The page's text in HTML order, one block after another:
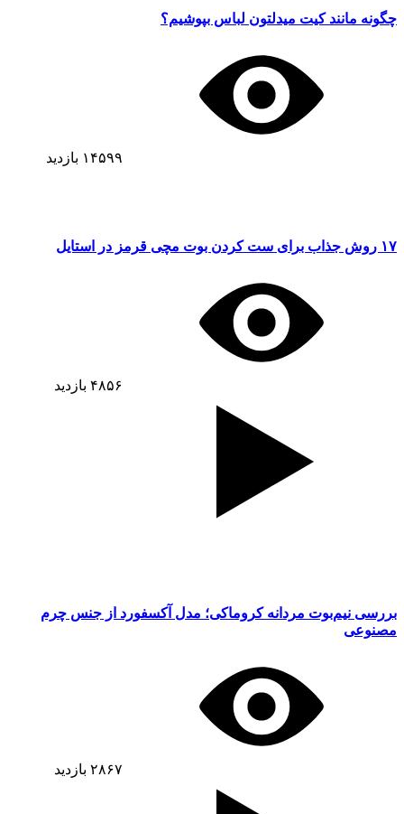
چگونه مانند کیت میدلتون لباس بپوشیم؟
۱۴۵۹۹ بازدید
۱۷ روش جذاب برای ست کردن بوت مچی قرمز در استایل
۴۸۵۶ بازدید
بررسی نیم‌بوت مردانه کروماکی؛ مدل آکسفورد از جنس چرم
مصنوعی
۲۸۶۷ بازدید